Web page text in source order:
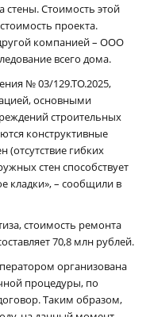
стены. Стоимость этой
проекта.
компанией – ООО
всего дома.
№ 03/129.ТО.2025,
основными
строительных
конструктивные
(отсутствие гибких
стен способствует
кладки», – сообщили в
стоимость ремонта
70,8 млн рублей.
организована
процедуры, по
Таким образом,